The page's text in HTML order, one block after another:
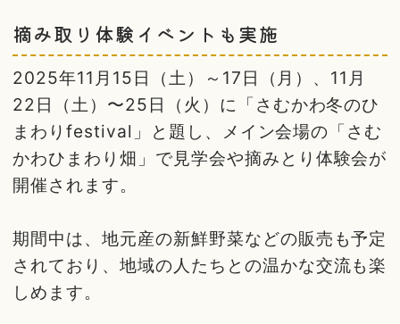
摘み取り体験イベントも実施
2025年11月15日（土）～17日（月）、11月
22日（土）〜25日（火）に「さむかわ冬のひ
まわりfestival」と題し、メイン会場の「さむ
かわひまわり畑」で見学会や摘みとり体験会が
開催されます。
期間中は、地元産の新鮮野菜などの販売も予定
されており、地域の人たちとの温かな交流も楽
しめます。